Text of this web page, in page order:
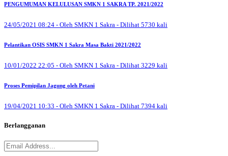
PENGUMUMAN KELULUSAN SMKN 1 SAKRA TP. 2021/2022
24/05/2021 08:24 - Oleh SMKN 1 Sakra - Dilihat 5730 kali
Pelantikan OSIS SMKN 1 Sakra Masa Bakti 2021/2022
10/01/2022 22:05 - Oleh SMKN 1 Sakra - Dilihat 3229 kali
Proses Pemipilan Jagung oleh Petani
19/04/2021 10:33 - Oleh SMKN 1 Sakra - Dilihat 7394 kali
Berlangganan